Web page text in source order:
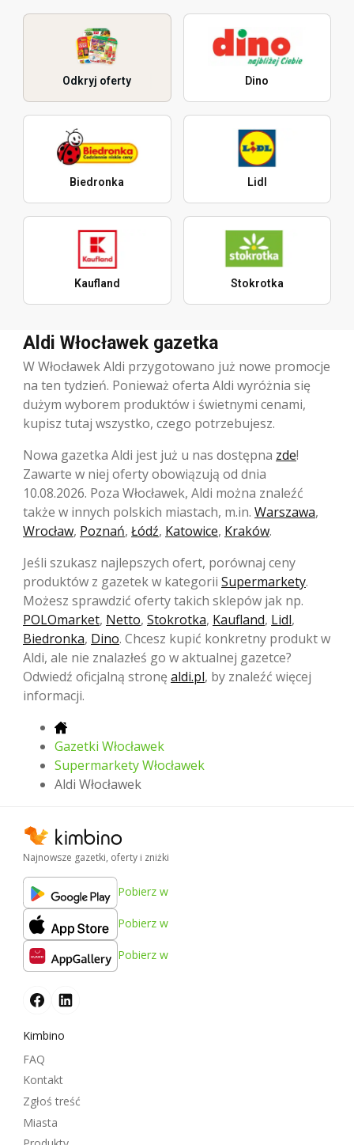
Odkryj oferty Dino
Biedronka Lidl
Kaufland Stokrotka
Aldi Włocławek gazetka
W Włocławek Aldi przygotowano już nowe promocje
na ten tydzień. Ponieważ oferta Aldi wyróżnia się
dużym wyborem produktów i świetnymi cenami,
kupisz tutaj wszystko, czego potrzebujesz.
Nowa gazetka Aldi jest już u nas dostępna zde!
Zawarte w niej oferty obowiązują od dnia
10.08.2026. Poza Włocławek, Aldi można znaleźć
także w innych polskich miastach, m.in. Warszawa,
Wrocław, Poznań, Łódź, Katowice, Kraków.
Jeśli szukasz najlepszych ofert, porównaj ceny
produktów z gazetek w kategorii Supermarkety.
Możesz sprawdzić oferty takich sklepów jak np.
POLOmarket, Netto, Stokrotka, Kaufland, Lidl,
Biedronka, Dino. Chcesz kupić konkretny produkt w
Aldi, ale nie znalazłeś go w aktualnej gazetce?
Odwiedź oficjalną stronę aldi.pl, by znaleźć więcej
informacji.
Gazetki Włocławek
Supermarkety Włocławek
Aldi Włocławek
Najnowsze gazetki, oferty i zniżki
Pobierz w
Pobierz w
Pobierz w
Kimbino
FAQ
Kontakt
Zgłoś treść
Miasta